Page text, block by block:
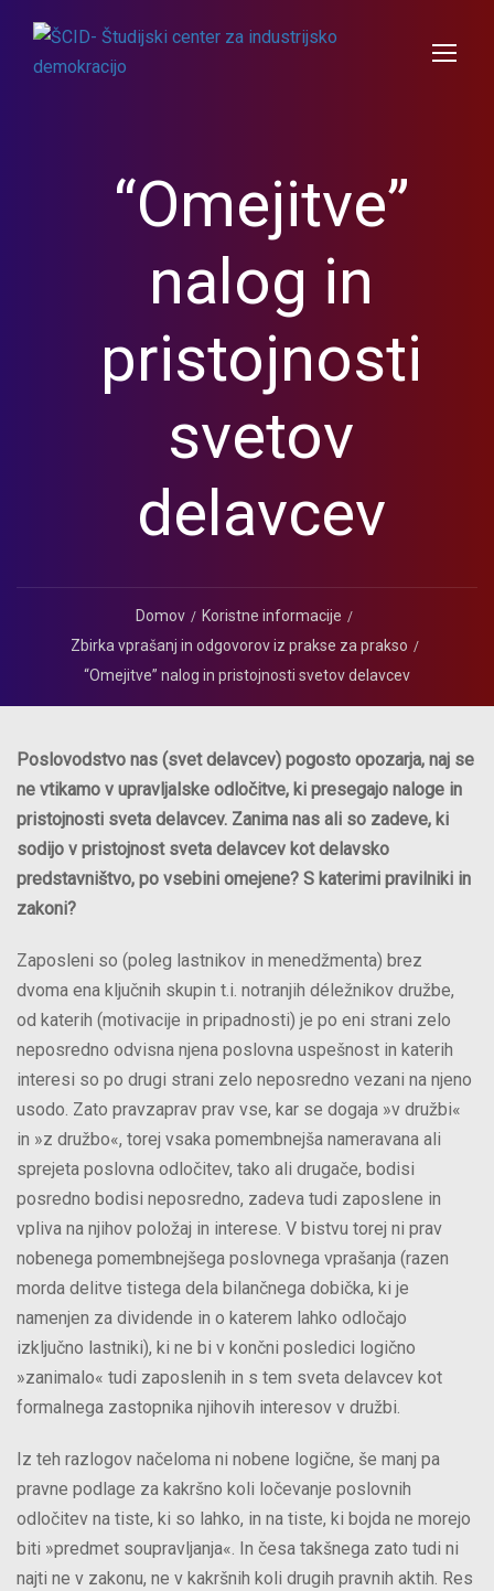
“Omejitve”
nalog in
pristojnosti
svetov
delavcev
Domov
Koristne informacije
Zbirka vprašanj in odgovorov iz prakse za prakso
“Omejitve” nalog in pristojnosti svetov delavcev
Poslovodstvo nas (svet delavcev) pogosto opozarja, naj se
ne vtikamo v upravljalske odločitve, ki presegajo naloge in
pristojnosti sveta delavcev. Zanima nas ali so zadeve, ki
sodijo v pristojnost sveta delavcev kot delavsko
predstavništvo, po vsebini omejene? S katerimi pravilniki in
zakoni?
Zaposleni so (poleg lastnikov in menedžmenta) brez
dvoma ena ključnih skupin t.i. notranjih déležnikov družbe,
od katerih (motivacije in pripadnosti) je po eni strani zelo
neposredno odvisna njena poslovna uspešnost in katerih
interesi so po drugi strani zelo neposredno vezani na njeno
usodo. Zato pravzaprav prav vse, kar se dogaja »v družbi«
in »z družbo«, torej vsaka pomembnejša nameravana ali
sprejeta poslovna odločitev, tako ali drugače, bodisi
posredno bodisi neposredno, zadeva tudi zaposlene in
vpliva na njihov položaj in interese. V bistvu torej ni prav
nobenega pomembnejšega poslovnega vprašanja (razen
morda delitve tistega dela bilančnega dobička, ki je
namenjen za dividende in o katerem lahko odločajo
izključno lastniki), ki ne bi v končni posledici logično
»zanimalo« tudi zaposlenih in s tem sveta delavcev kot
formalnega zastopnika njihovih interesov v družbi.
Iz teh razlogov načeloma ni nobene logične, še manj pa
pravne podlage za kakršno koli ločevanje poslovnih
odločitev na tiste, ki so lahko, in na tiste, ki bojda ne morejo
biti »predmet soupravljanja«. In česa takšnega zato tudi ni
najti ne v zakonu, ne v kakršnih koli drugih pravnih aktih. Res